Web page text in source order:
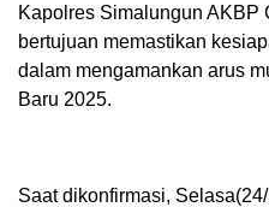
Kapolres Simalungun AKBP
bertujuan memastikan
dalam mengamankan arus
Baru 2025.
Saat dikonfirmasi,